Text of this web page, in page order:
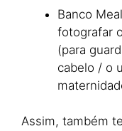
Banco
fotografar
(para
cabelo / o
Assim, também